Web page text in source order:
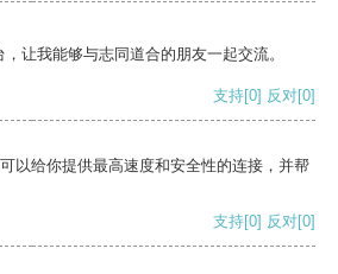
让我能够与志同道合的朋友一起交流。
支持[0] 反对[0]
以给你提供最高速度和安全性的连接，并帮
支持[0] 反对[0]